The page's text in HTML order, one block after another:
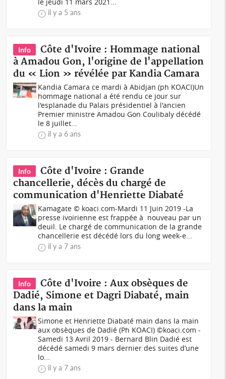
il y a 5 ans
Info
Côte d'Ivoire : Hommage national
à Amadou Gon, l'origine de l'appellation
du « Lion » révélée par Kandia Camara
Kandia Camara ce mardi à Abidjan (ph KOACI)Un
hommage national a été rendu ce jour sur
l'esplanade du Palais présidentiel à l'ancien
Premier ministre Amadou Gon Coulibaly décédé
le 8 juillet...
il y a 6 ans
Info
Côte d'Ivoire : Grande
chancellerie, décès du chargé de
communication d'Henriette Diabaté
Kamagate © koaci.com-Mardi 11 Juin 2019 -La
presse ivoirienne est frappée à nouveau par un
deuil. Le chargé de communication de la grande
chancellerie est décédé lors du long week-e...
il y a 7 ans
Info
Côte d'Ivoire : Aux obsèques de
Dadié, Simone et Dagri Diabaté, main
dans la main
Simone et Henriette Diabaté main dans la main
aux obsèques de Dadié (Ph KOACI) ©koaci.com -
Samedi 13 Avril 2019 - Bernard Blin Dadié est
décédé samedi 9 mars dernier des suites d’une
lo...
il y a 7 ans